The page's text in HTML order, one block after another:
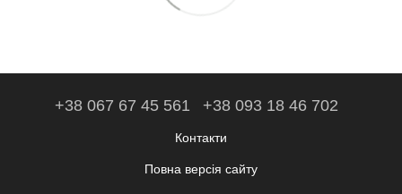
+38 067 67 45 561 +38 093 18 46 702
Контакти
Повна версія сайту